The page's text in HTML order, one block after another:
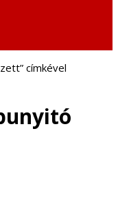
címkével